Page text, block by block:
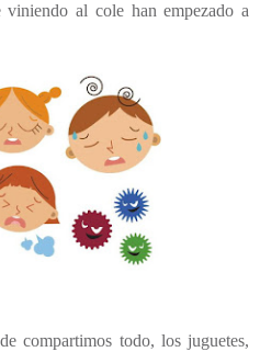
al cole han empezado a
compartimos todo, los juguetes,